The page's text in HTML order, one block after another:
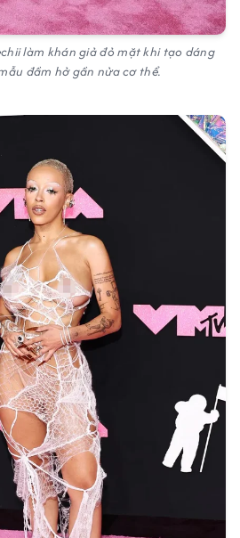
làm khán giả đỏ mặt khi tạo dáng
đầm hở gần nửa cơ thể.